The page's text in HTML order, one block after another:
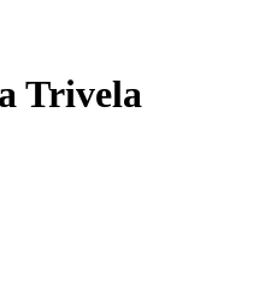
Trivela